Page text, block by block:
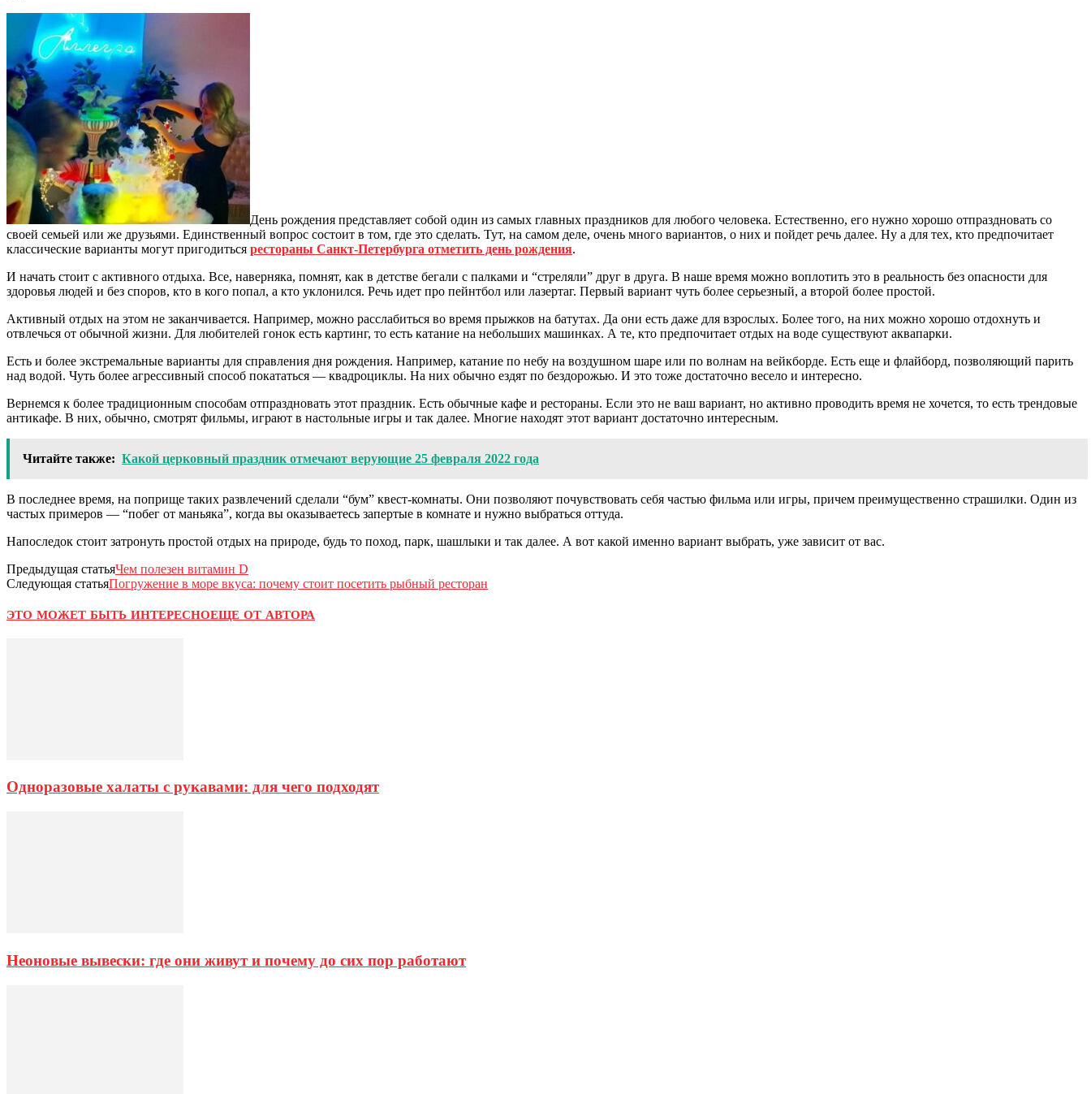
День рождения представляет собой один из самых главных праздников для любого человека. Естественно, его нужно хорошо отпраздновать со
своей семьей или же друзьями. Единственный вопрос состоит в том, где это сделать. Тут, на самом деле, очень много вариантов, о них и пойдет речь далее. Ну а для тех, кто предпочитает
классические варианты могут пригодиться рестораны Санкт-Петербурга отметить день рождения.
И начать стоит с активного отдыха. Все, наверняка, помнят, как в детстве бегали с палками и “стреляли” друг в друга. В наше время можно воплотить это в реальность без опасности для
здоровья людей и без споров, кто в кого попал, а кто уклонился. Речь идет про пейнтбол или лазертаг. Первый вариант чуть более серьезный, а второй более простой.
Активный отдых на этом не заканчивается. Например, можно расслабиться во время прыжков на батутах. Да они есть даже для взрослых. Более того, на них можно хорошо отдохнуть и
отвлечься от обычной жизни. Для любителей гонок есть картинг, то есть катание на небольших машинках. А те, кто предпочитает отдых на воде существуют аквапарки.
Есть и более экстремальные варианты для справления дня рождения. Например, катание по небу на воздушном шаре или по волнам на вейкборде. Есть еще и флайборд, позволяющий парить
над водой. Чуть более агрессивный способ покататься — квадроциклы. На них обычно ездят по бездорожью. И это тоже достаточно весело и интересно.
Вернемся к более традиционным способам отпраздновать этот праздник. Есть обычные кафе и рестораны. Если это не ваш вариант, но активно проводить время не хочется, то есть трендовые
антикафе. В них, обычно, смотрят фильмы, играют в настольные игры и так далее. Многие находят этот вариант достаточно интересным.
Читайте также: Какой церковный праздник отмечают верующие 25 февраля 2022 года
В последнее время, на поприще таких развлечений сделали “бум” квест-комнаты. Они позволяют почувствовать себя частью фильма или игры, причем преимущественно страшилки. Один из
частых примеров — “побег от маньяка”, когда вы оказываетесь запертые в комнате и нужно выбраться оттуда.
Напоследок стоит затронуть простой отдых на природе, будь то поход, парк, шашлыки и так далее. А вот какой именно вариант выбрать, уже зависит от вас.
Предыдущая статьяЧем полезен витамин D
Следующая статьяПогружение в море вкуса: почему стоит посетить рыбный ресторан
ЭТО МОЖЕТ БЫТЬ ИНТЕРЕСНОЕЩЕ ОТ АВТОРА
Одноразовые халаты с рукавами: для чего подходят
Неоновые вывески: где они живут и почему до сих пор работают